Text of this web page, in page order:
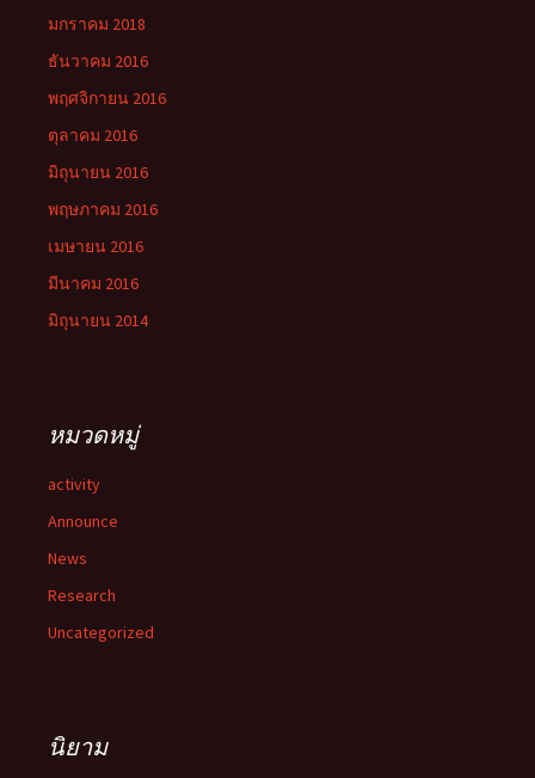
มกราคม 2018
ธันวาคม 2016
พฤศจิกายน 2016
ตุลาคม 2016
มิถุนายน 2016
พฤษภาคม 2016
เมษายน 2016
มีนาคม 2016
มิถุนายน 2014
หมวดหมู่
activity
Announce
News
Research
Uncategorized
นิยาม